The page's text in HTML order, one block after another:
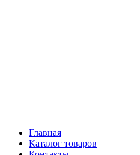
Главная
Каталог товаров